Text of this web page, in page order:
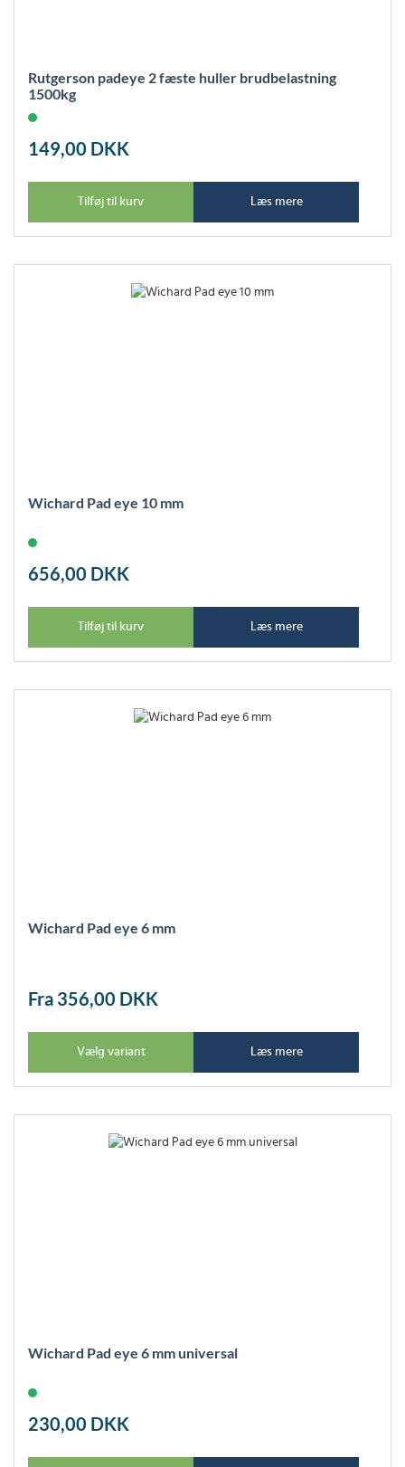
Rutgerson padeye 2 fæste huller brudbelastning
1500kg
149,00 DKK
Tilføj til kurv Læs mere
Wichard Pad eye 10 mm
656,00 DKK
Tilføj til kurv Læs mere
Wichard Pad eye 6 mm
Fra 356,00 DKK
Vælg variant Læs mere
Wichard Pad eye 6 mm universal
230,00 DKK